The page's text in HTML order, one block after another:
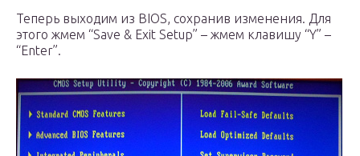
Теперь выходим из BIOS, сохранив изменения. Для
этого жмем “Save & Exit Setup” – жмем клавишу “Y” –
“Enter”.